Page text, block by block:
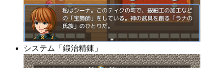
システム「鍛治精錬」